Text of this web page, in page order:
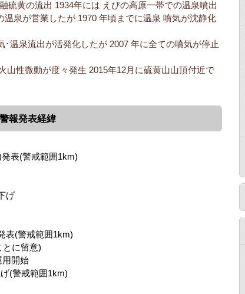
硫黄の流出 1934年には えびの高原一帯での温泉噴出
温泉が営業したが 1970 年頃までに温泉 噴気が沈静化
･温泉流出が活発化したが 2007 年に全ての噴気が停止
山性微動が度々発生 2015年12月に硫黄山山頂付近で
報発表経緯
表(警戒範囲1km)
げ
表(警戒範囲1km)
とに留意)
用開始
(警戒範囲1km)